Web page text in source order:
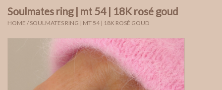
ONE of ONE
The Wedding collectie
Soulmates ring | mt 54 | 18K rosé goud
HOME /SOULMATES RING | MT 54 | 18K ROSÉ GOUD